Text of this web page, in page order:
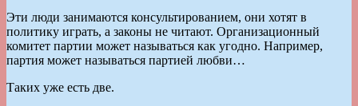
Эти люди занимаются консультированием, они хотят в
политику играть, а законы не читают. Организационный
комитет партии может называться как угодно. Например,
партия может называться партией любви…
Таких уже есть две.